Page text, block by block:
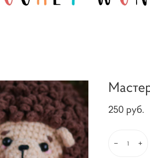
250 pуб.